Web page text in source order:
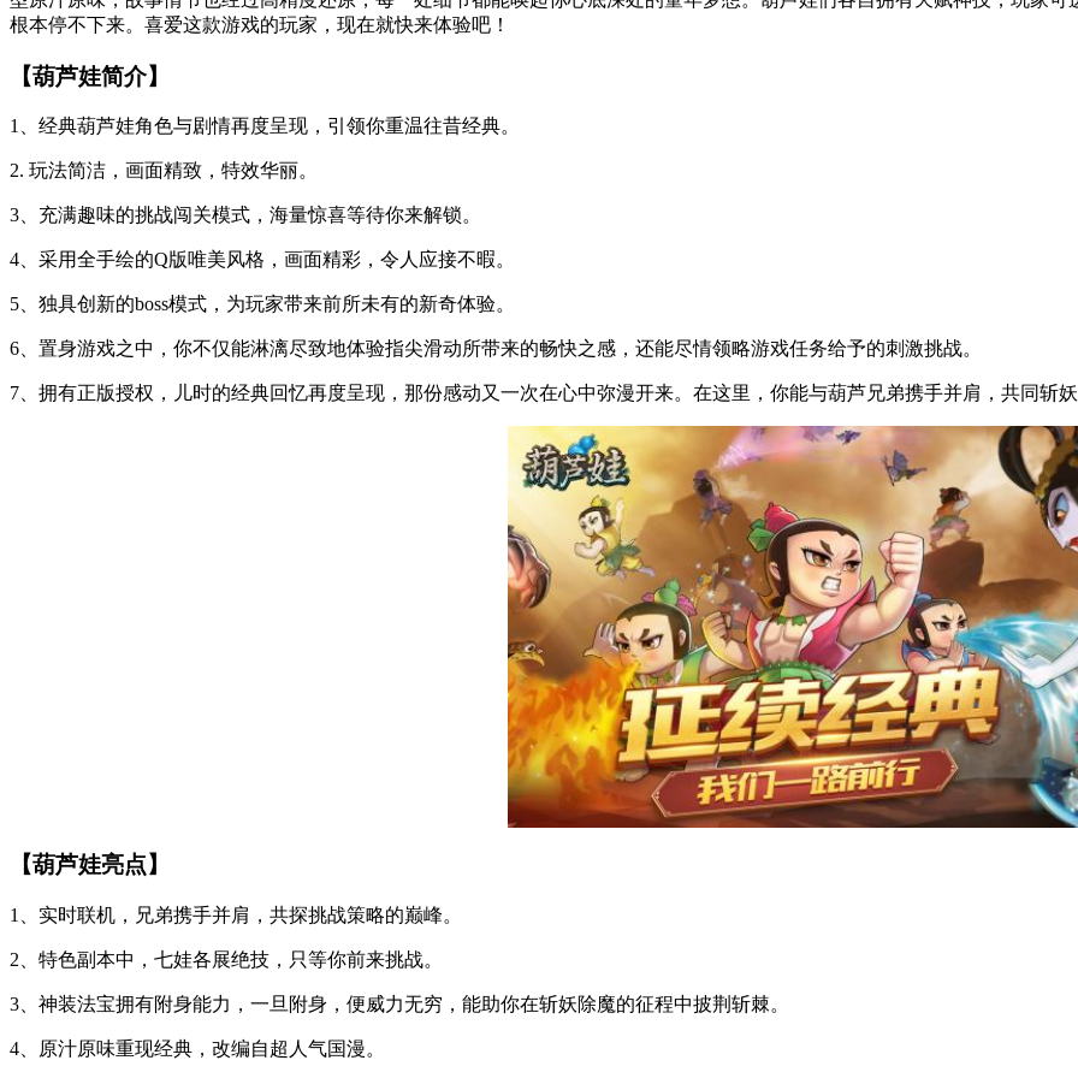
根本停不下来。喜爱这款游戏的玩家，现在就快来体验吧！
【葫芦娃简介】
1、经典葫芦娃角色与剧情再度呈现，引领你重温往昔经典。
2. 玩法简洁，画面精致，特效华丽。
3、充满趣味的挑战闯关模式，海量惊喜等待你来解锁。
4、采用全手绘的Q版唯美风格，画面精彩，令人应接不暇。
5、独具创新的boss模式，为玩家带来前所未有的新奇体验。
6、置身游戏之中，你不仅能淋漓尽致地体验指尖滑动所带来的畅快之感，还能尽情领略游戏任务给予的刺激挑战。
7、拥有正版授权，儿时的经典回忆再度呈现，那份感动又一次在心中弥漫开来。在这里，你能与葫芦兄弟携手并肩，共同斩
【葫芦娃亮点】
1、实时联机，兄弟携手并肩，共探挑战策略的巅峰。
2、特色副本中，七娃各展绝技，只等你前来挑战。
3、神装法宝拥有附身能力，一旦附身，便威力无穷，能助你在斩妖除魔的征程中披荆斩棘。
4、原汁原味重现经典，改编自超人气国漫。